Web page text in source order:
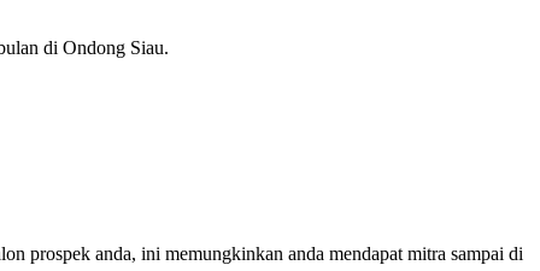
di Ondong Siau.
prospek anda, ini memungkinkan anda mendapat mitra sampai di